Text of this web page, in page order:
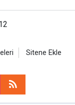
Sitene Ekle